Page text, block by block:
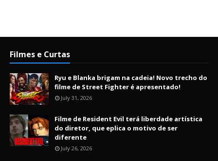
Filmes e Curtas
Ryu e Blanka brigam na cadeia! Novo trecho do
filme de Street Fighter é apresentado!
July 31, 2026
Filme de Resident Evil terá liberdade artística
do diretor, que eplica o motivo de ser
diferente
July 26, 2026